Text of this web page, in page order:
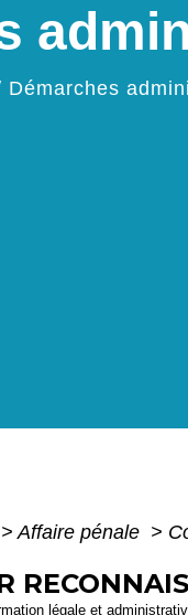
Démarches
> Affaire pénale >
légale et